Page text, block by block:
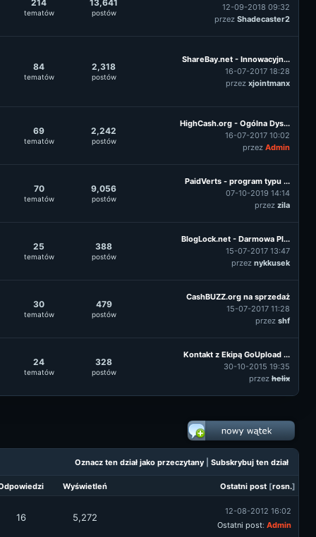
214
tematów
13,641
postów
12-09-2018 09:32
przez Shadecaster2
84
tematów
2,318
postów
ShareBay.net - Innowacyjn...
16-07-2017 18:28
przez xjointmanx
69
tematów
2,242
postów
HighCash.org - Ogólna Dys...
16-07-2017 10:02
przez Admin
70
tematów
9,056
postów
PaidVerts - program typu ...
07-10-2019 14:14
przez zila
25
tematów
388
postów
BlogLock.net - Darmowa Pl...
15-07-2017 13:47
przez nykkusek
30
tematów
479
postów
CashBUZZ.org na sprzedaż
15-07-2017 11:28
przez shf
24
tematów
328
postów
Kontakt z Ekipą GoUpload ...
30-10-2015 19:35
przez helix
Oznacz ten dział jako przeczytany Subskrybuj ten dział
Wyświetleń Ostatni post [rosn.]
16 5,272
12-08-2012 16:02
Ostatni post: Admin